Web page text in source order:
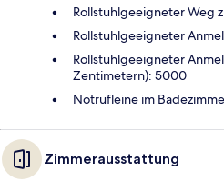
Rollstuhlgeeigneter Weg
Rollstuhlgeeigneter
Rollstuhlgeeigneter
Zentimetern): 5000
Notrufleine im
Zimmerausstattung